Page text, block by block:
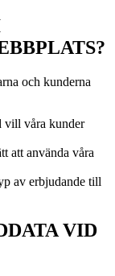
och kunderna
vill våra kunder
att använda våra
av erbjudande till
VID